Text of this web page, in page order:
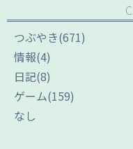
つぶやき(671)
情報(4)
日記(8)
ゲーム(159)
なし